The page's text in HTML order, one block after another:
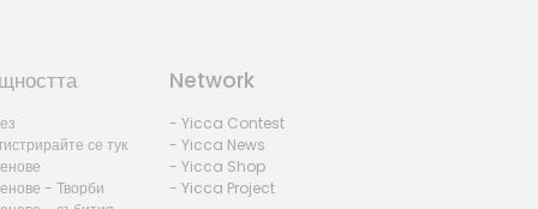
се тук
- Творби
Network
- Yicca Contest
- Yicca News
- Yicca Shop
- Yicca Project